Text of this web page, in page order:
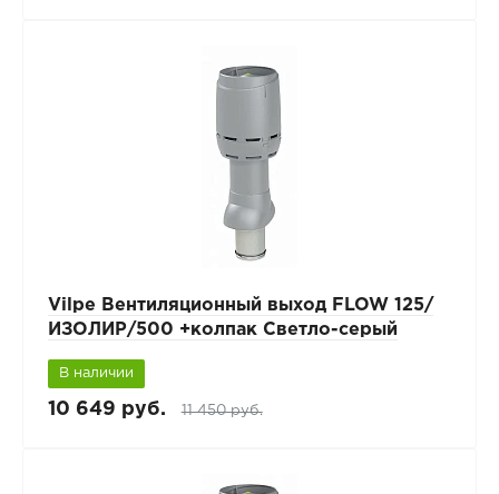
Vilpe Вентиляционный выход FLOW 125/
ИЗОЛИР/500 +колпак Светло-серый
В наличии
10 649 руб. 11 450 руб.